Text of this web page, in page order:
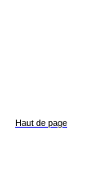
Haut de page